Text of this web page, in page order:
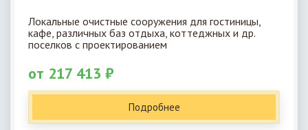
Локальные очистные сооружения для гостиницы,
кафе, различных баз отдыха, коттеджных и др.
поселков с проектированием
от 217 413 ₽
Подробнее